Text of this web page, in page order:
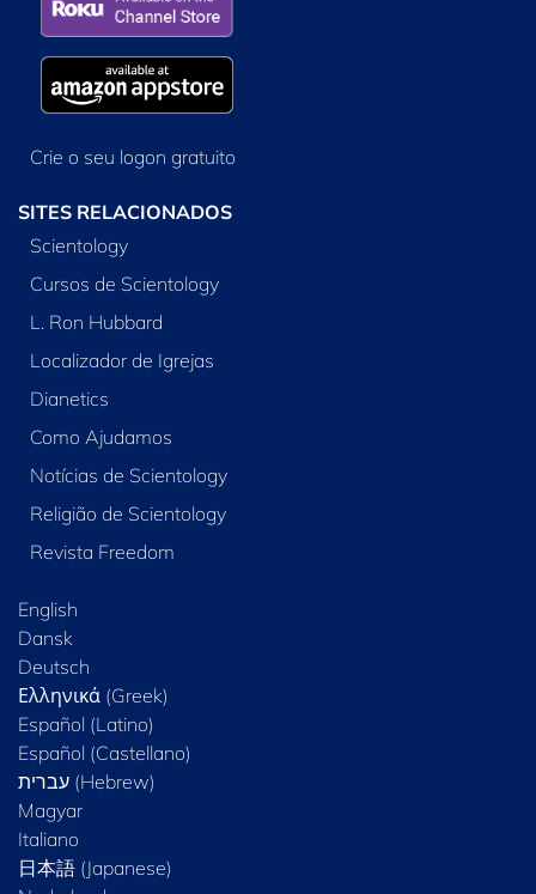
Crie o seu logon gratuito
SITES RELACIONADOS
Scientology
Cursos de Scientology
L. Ron Hubbard
Localizador de Igrejas
Dianetics
Como Ajudamos
Notícias de Scientology
Religião de Scientology
Revista Freedom
English
Dansk
Deutsch
Ελληνικά (Greek)
Español (Latino)
Español (Castellano)
Magyar
Italiano
日本語 (Japanese)